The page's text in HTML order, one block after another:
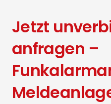
Jetzt
anfragen –